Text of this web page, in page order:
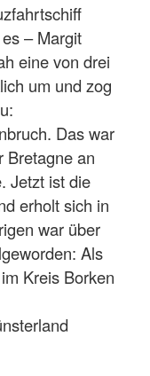
– Margit
eine von drei
um und zog
Das war
Bretagne an
Jetzt ist die
erholt sich in
war über
Als
Kreis Borken